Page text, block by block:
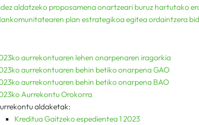
aldatzeko proposamena onartzeari buruz hartutako
plan estrategikoa egitea ordaintzera
aurrekontuaren lehen onarpenaren iragarkia
aurrekontuaren behin betiko onarpena GAO
aurrekontuaren behin betiko onarpena BAO
Aurrekontu Orokorra
aldaketak:
Kreditua Gaitzeko espedientea 1 2023